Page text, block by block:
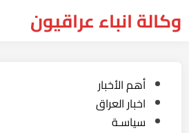
toوكالة انباء عراقيون
Posted
in
أهم الأخبار
اخبار العراق
سياسـة